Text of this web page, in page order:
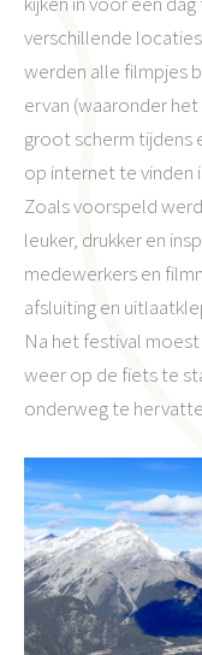
verschillende
werden alle filmpjes
ervan (waaronder
groot scherm tijdens
op internet te vinden
Zoals voorspeld
leuker, drukker en
medewerkers en
afsluiting en
Na het festival
weer op de fiets te
onderweg te